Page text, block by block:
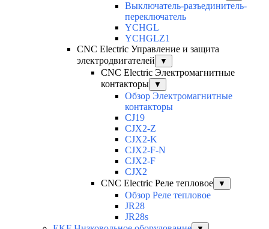
Выключатель-разъединитель-
переключатель
YCHGL
YCHGLZ1
CNC Electric Управление и защита
электродвигателей
▼
CNC Electric Электромагнитные
контакторы
▼
Обзор Электромагнитные
контакторы
CJ19
CJX2-Z
CJX2-K
CJX2-F-N
CJX2-F
CJX2
CNC Electric Реле тепловое
▼
Обзор Реле тепловое
JR28
JR28s